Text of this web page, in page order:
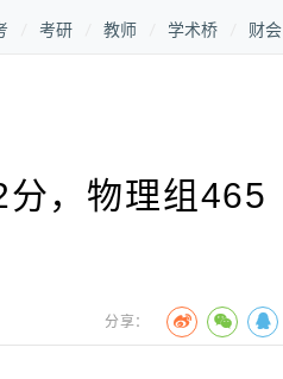
考研 教师 学术桥 财会
，物理组465
分享：